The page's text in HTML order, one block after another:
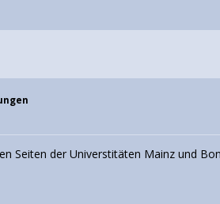
Seiten der Universtitäten Mainz und